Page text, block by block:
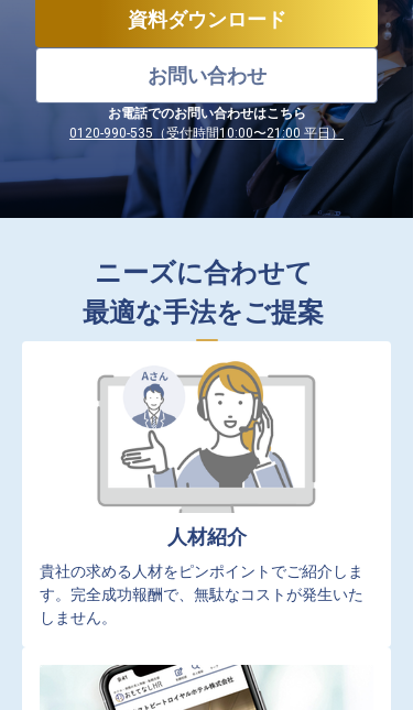
お問い合わせ
資料ダウンロード
お電話でのお問い合わせはこちら
0120-990-535（受付時間10:00〜21:00 平日）
ニーズに合わせて
最適な手法をご提案
人材紹介
貴社の求める人材をピンポイントでご紹介しま
す。完全成功報酬で、無駄なコストが発生いた
しません。